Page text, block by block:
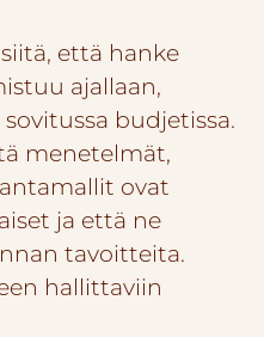
että hanke
ajallaan,
budjetissa.
menetelmät,
ovat
ja että ne
tavoitteita.
hallittaviin